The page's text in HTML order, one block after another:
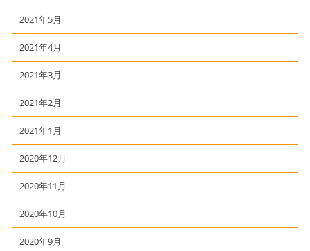
2021年5月
2021年4月
2021年3月
2021年2月
2021年1月
2020年12月
2020年11月
2020年10月
2020年9月